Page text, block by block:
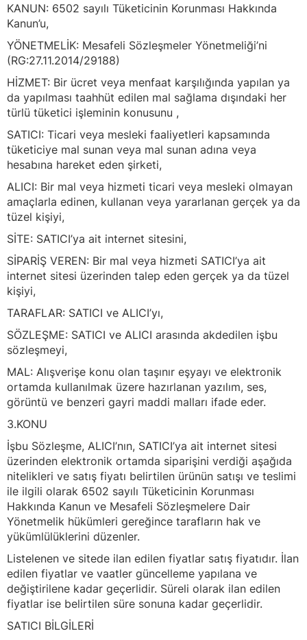
KANUN: 6502 sayılı Tüketicinin Korunması Hakkında
Kanun’u,
YÖNETMELİK: Mesafeli Sözleşmeler Yönetmeliği’ni
(RG:27.11.2014/29188)
HİZMET: Bir ücret veya menfaat karşılığında yapılan ya
da yapılması taahhüt edilen mal sağlama dışındaki her
türlü tüketici işleminin konusunu ,
SATICI: Ticari veya mesleki faaliyetleri kapsamında
tüketiciye mal sunan veya mal sunan adına veya
hesabına hareket eden şirketi,
ALICI: Bir mal veya hizmeti ticari veya mesleki olmayan
amaçlarla edinen, kullanan veya yararlanan gerçek ya da
tüzel kişiyi,
SİTE: SATICI’ya ait internet sitesini,
SİPARİŞ VEREN: Bir mal veya hizmeti SATICI’ya ait
internet sitesi üzerinden talep eden gerçek ya da tüzel
kişiyi,
TARAFLAR: SATICI ve ALICI’yı,
SÖZLEŞME: SATICI ve ALICI arasında akdedilen işbu
sözleşmeyi,
MAL: Alışverişe konu olan taşınır eşyayı ve elektronik
ortamda kullanılmak üzere hazırlanan yazılım, ses,
görüntü ve benzeri gayri maddi malları ifade eder.
3.KONU
İşbu Sözleşme, ALICI’nın, SATICI’ya ait internet sitesi
üzerinden elektronik ortamda siparişini verdiği aşağıda
nitelikleri ve satış fiyatı belirtilen ürünün satışı ve teslimi
ile ilgili olarak 6502 sayılı Tüketicinin Korunması
Hakkında Kanun ve Mesafeli Sözleşmelere Dair
Yönetmelik hükümleri gereğince tarafların hak ve
yükümlülüklerini düzenler.
Listelenen ve sitede ilan edilen fiyatlar satış fiyatıdır. İlan
edilen fiyatlar ve vaatler güncelleme yapılana ve
değiştirilene kadar geçerlidir. Süreli olarak ilan edilen
fiyatlar ise belirtilen süre sonuna kadar geçerlidir.
SATICI BİLGİLERİ